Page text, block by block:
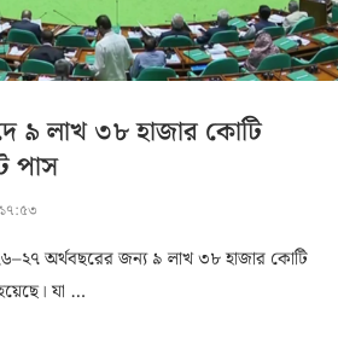
৯ লাখ ৩৮ হাজার কোটি
পাস
অর্থবছরের জন্য ৯ লাখ ৩৮ হাজার কোটি
যা …